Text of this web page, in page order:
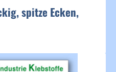
spitze Ecken,